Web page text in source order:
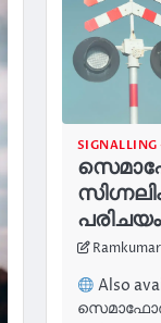
Also
സെമാഫോർ